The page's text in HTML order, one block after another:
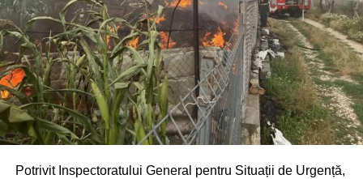
Potrivit Inspectoratului General pentru Situații de Urgență,